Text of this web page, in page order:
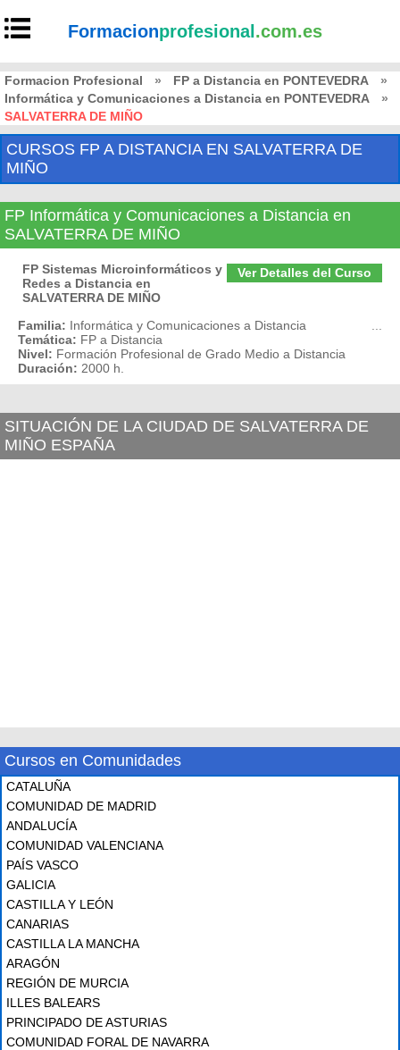
Formacionprofesional .com.es
Formacion Profesional » FP a Distancia en PONTEVEDRA
»
Informática y Comunicaciones a Distancia en PONTEVEDRA
»
SALVATERRA DE MIÑO
CURSOS FP A DISTANCIA EN SALVATERRA DE
MIÑO
FP Informática y Comunicaciones a Distancia en
SALVATERRA DE MIÑO
Ver Detalles del Curso
FP Sistemas Microinformáticos y
Redes a Distancia en
SALVATERRA DE MIÑO
Familia: Informática y Comunicaciones a Distancia
Temática: FP a Distancia
Nivel: Formación Profesional de Grado Medio a Distancia
Duración: 2000 h.
SITUACIÓN DE LA CIUDAD DE SALVATERRA DE
MIÑO ESPAÑA
Cursos en Comunidades
CATALUÑA
COMUNIDAD DE MADRID
ANDALUCÍA
COMUNIDAD VALENCIANA
PAÍS VASCO
GALICIA
CASTILLA Y LEÓN
CANARIAS
CASTILLA LA MANCHA
ARAGÓN
REGIÓN DE MURCIA
ILLES BALEARS
PRINCIPADO DE ASTURIAS
COMUNIDAD FORAL DE NAVARRA